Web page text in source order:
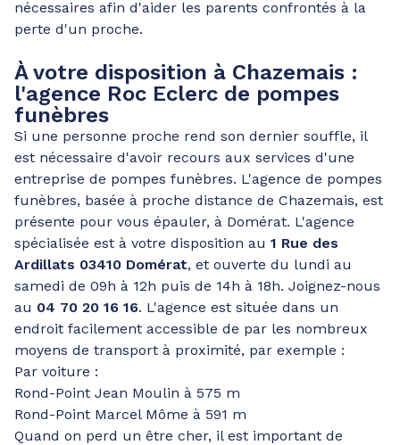
nécessaires afin d'aider les parents confrontés à la
perte d'un proche.
À votre disposition à Chazemais :
l'agence Roc Eclerc de pompes
funèbres
Si une personne proche rend son dernier souffle, il
est nécessaire d'avoir recours aux services d'une
entreprise de pompes funèbres. L'agence de pompes
funèbres, basée à proche distance de Chazemais, est
présente pour vous épauler, à Domérat. L'agence
spécialisée est à votre disposition au 1 Rue des
Ardillats 03410 Domérat, et ouverte du lundi au
samedi de 09h à 12h puis de 14h à 18h. Joignez-nous
au 04 70 20 16 16. L'agence est située dans un
endroit facilement accessible de par les nombreux
moyens de transport à proximité, par exemple :
Par voiture :
Rond-Point Jean Moulin à 575 m
Rond-Point Marcel Môme à 591 m
Quand on perd un être cher, il est important de